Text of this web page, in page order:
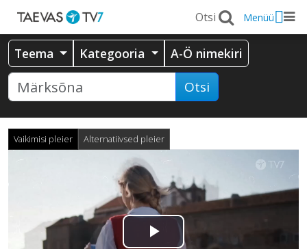
Menüü
Teema Kategooria A-Ö nimekiri
Otsi
Vaikimisi pleier Alternatiivsed pleier